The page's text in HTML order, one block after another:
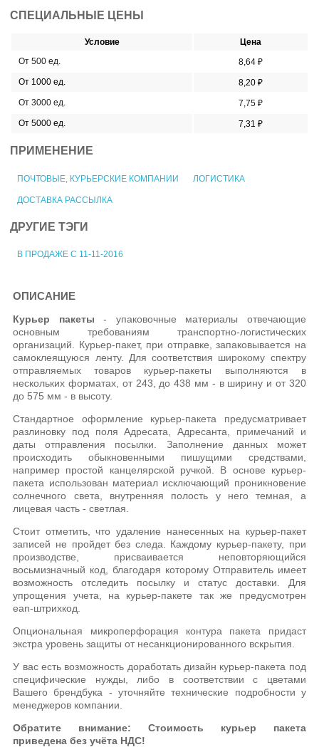
СПЕЦИАЛЬНЫЕ ЦЕНЫ
Условие
Цена
От 500 ед.
8,64 ₽
От 1000 ед.
8,20 ₽
От 3000 ед.
7,75 ₽
От 5000 ед.
7,31 ₽
ПРИМЕНЕНИЕ
ПОЧТОВЫЕ, КУРЬЕРСКИЕ КОМПАНИИ ЛОГИСТИКА
ДОСТАВКА РАССЫЛКА
ДРУГИЕ ТЭГИ
В ПРОДАЖЕ С 11-11-2016
ОПИСАНИЕ
Курьер пакеты - упаковочные материалы отвечающие
основным требованиям транспортно-логистических
организаций. Курьер-пакет, при отправке, запаковывается на
самоклеящуюся ленту. Для соответствия широкому спектру
отправляемых товаров курьер-пакеты выполняются в
нескольких форматах, от 243, до 438 мм - в ширину и от 320
до 575 мм - в высоту.
Стандартное оформление курьер-пакета предусматривает
разлиновку под поля Адресата, Адресанта, примечаний и
даты отправления посылки. Заполнение данных может
происходить обыкновенными пишущими средствами,
например простой канцелярской ручкой. В основе курьер-
пакета использован материал исключающий проникновение
солнечного света, внутренняя полость у него темная, а
лицевая часть - светлая.
Стоит отметить, что удаление нанесенных на курьер-пакет
записей не пройдет без следа. Каждому курьер-пакету, при
производстве, присваивается неповторяющийся
восьмизначный код, благодаря которому Отправитель имеет
возможность отследить посылку и статус доставки. Для
упрощения учета, на курьер-пакете так же предусмотрен
ean-штрихкод.
Опциональная микроперфорация контура пакета придаст
экстра уровень защиты от несанкционированного вскрытия.
У вас есть возможность доработать дизайн курьер-пакета под
специфические нужды, либо в соответствии с цветами
Вашего брендбука - уточняйте технические подробности у
менеджеров компании.
Обратите внимание: Стоимость курьер пакета
приведена без учёта НДС!